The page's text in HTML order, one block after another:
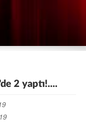
2 yaptı!....